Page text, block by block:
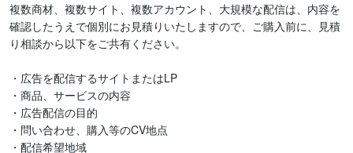
複数商材、複数サイト、複数アカウント、大規模な配信は、内容を
確認したうえで個別にお見積りいたしますので、ご購入前に、見積
り相談から以下をご共有ください。
・広告を配信するサイトまたはLP
・商品、サービスの内容
・広告配信の目的
・問い合わせ、購入等のCV地点
・配信希望地域